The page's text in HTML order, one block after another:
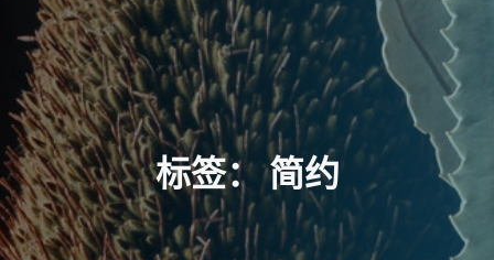
标签： 简约